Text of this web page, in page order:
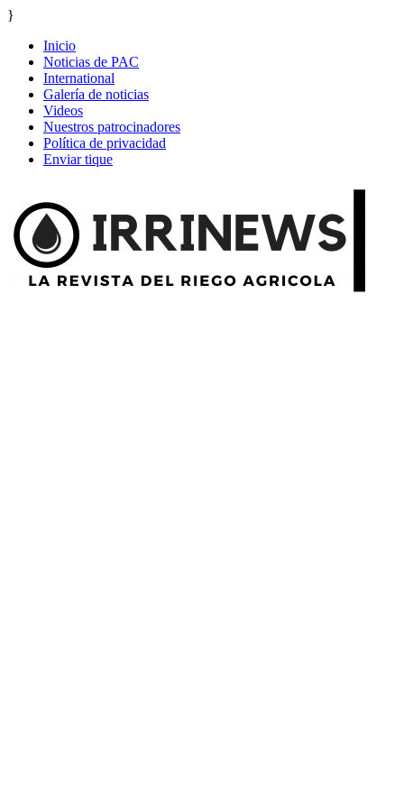
}
Inicio
Noticias de PAC
International
Galería de noticias
Videos
Nuestros patrocinadores
Política de privacidad
Enviar tique